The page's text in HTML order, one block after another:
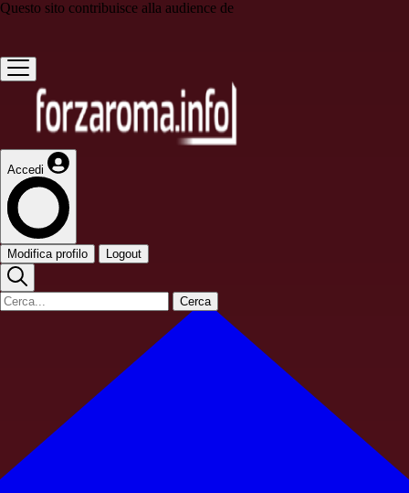
Questo sito contribuisce alla audience de
Accedi
Modifica profilo Logout
Cerca